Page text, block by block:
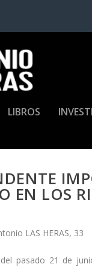
LIBROS
EN LOS
LAS HERAS, 33
pasado 21 de